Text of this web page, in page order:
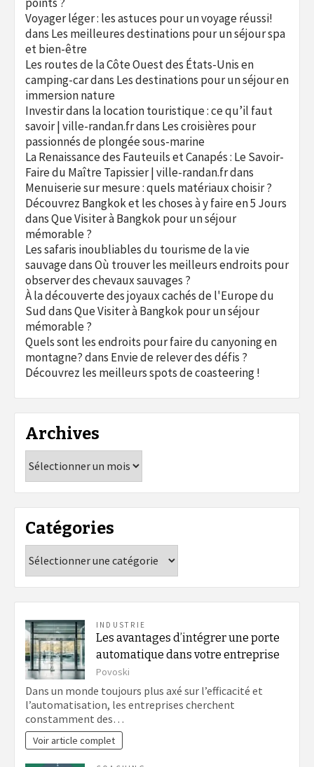
Voyager léger : les astuces pour un voyage réussi!
dans Les meilleures destinations pour un séjour spa
et bien-être
Les routes de la Côte Ouest des États-Unis en
camping-cardans Les destinations pour un séjour en
immersion nature
Investir dans la location touristique : ce qu’il faut
savoir | ville-randan.frdans Les croisières pour
passionnés de plongée sous-marine
La Renaissance des Fauteuils et Canapés : Le Savoir-
Faire du Maître Tapissier | ville-randan.frdans
Menuiserie sur mesure : quels matériaux choisir ?
Découvrez Bangkok et les choses à y faire en 5 Jours
dansQue Visiter à Bangkok pour un séjour
mémorable ?
Les safaris inoubliables du tourisme de la vie
sauvagedansOù trouver les meilleurs endroits pour
observer des chevaux sauvages ?
À la découverte des joyaux cachés de l'Europe du
SuddansQue Visiter à Bangkok pour un séjour
mémorable ?
Quels sont les endroits pour faire du canyoning en
montagne?dans Envie de relever des défis ?
Découvrez les meilleurs spots de coasteering !
Archives
Catégories
INDUSTRIE
Les avantages d’intégrer une porte
automatique dans votre entreprise
Povoski
Dans un monde toujours plus axé sur l’efficacité et
l’automatisation, les entreprises cherchent
constamment des…
Voir article complet